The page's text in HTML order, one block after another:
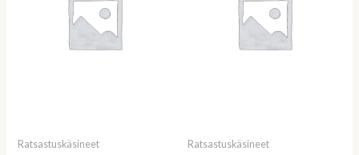
Ratsastuskäsineet Ratsastuskäsineet